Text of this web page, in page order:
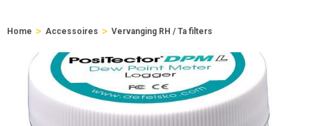
Home > Accessoires > Vervanging RH / Ta filters